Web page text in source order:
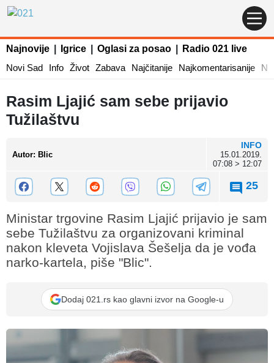
Najnovije Igrice Oglasi za posao
Radio 021 live
Novi Sad
Info Život Zabava Najčitanije Najkomentarisanije
Rasim Ljajić sam sebe prijavio
Tužilaštvu
Autor: Blic
INFO
15.01.2019.
07:08 > 12:07
25
Ministar trgovine Rasim Ljajić prijavio je sam
sebe Tužilaštvu za organizovani kriminal
nakon kleveta Vojislava Šešelja da je vođa
narko-kartela, piše "Blic".
Dodaj 021.rs kao glavni izvor na Google-u